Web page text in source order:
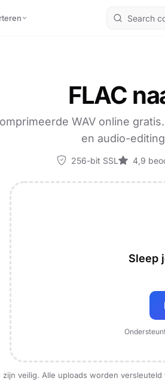
FLAC
WAV online
en audio-
256-bit SSL 4,9
Sleep
zijn veilig. Alle uploads worden